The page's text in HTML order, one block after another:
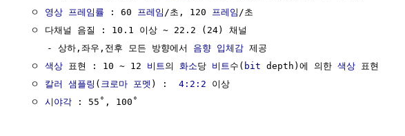
  ㅇ
영상 프레임률 : 60 프레임 /초, 120 프레임 /초
  ㅇ 다채널 음질 : 10.1 이상 ~ 22.2 (24) 채널
     - 상하,좌우,전후 모든 방향에서
음향 입체감 제공
  ㅇ
색상 표현 : 10 ~ 12 비트 의 화소당 비트 수( bit depth)에 의한 색상 표현
  ㅇ
칼러 샘플링 ( 크로마 포멧 ) : 4:2:2 이상
  ㅇ
시야각 : 55˚, 100˚